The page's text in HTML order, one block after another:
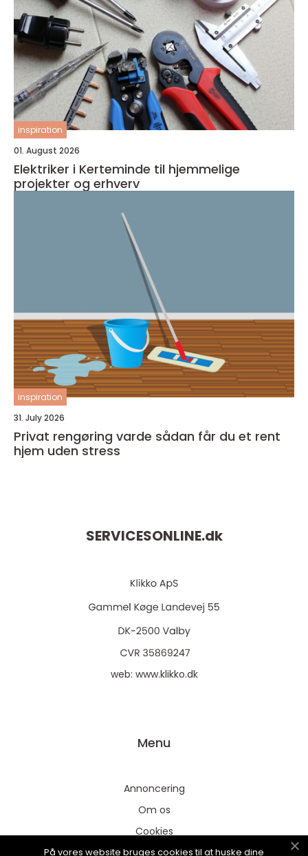
inspiration
01. August 2026
Elektriker i Kerteminde til hjemmelige
projekter og erhverv
inspiration
31. July 2026
Privat rengøring varde sådan får du et rent
hjem uden stress
SERVICESONLINE.dk
web: www.klikko.dk
Menu
Annoncering
Om os
Cookies
Kontakt os
På vores website bruges cookies til at huske dine